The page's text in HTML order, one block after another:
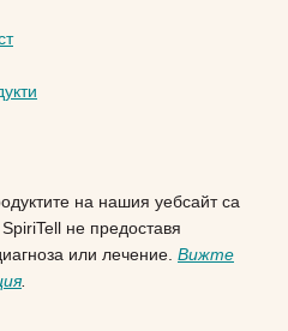
на нашия уебсайт са
не предоставя
или лечение. Вижте
.